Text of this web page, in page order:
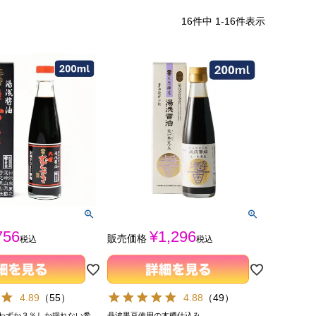
16件中 1-16件表示
税込
4.89 （55）
販売価格 ¥1,296税込
4.88 （49）